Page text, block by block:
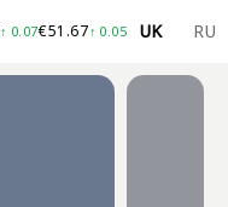
↑ 0.07€51.67↑ 0.05 UK RU